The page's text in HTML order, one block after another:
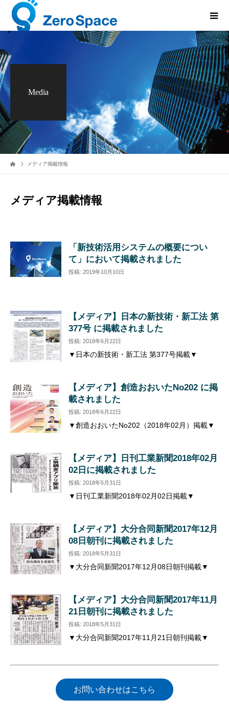
Media
メディア掲載情報
メディア掲載情報
「新技術活用システムの概要につい
て」において掲載されました
投稿: 2019年10月10日
【メディア】日本の新技術・新工法 第
377号 に掲載されました
投稿: 2018年6月22日
▼日本の新技術・新工法 第377号掲載▼
【メディア】創造おおいたNo202 に掲
載されました
投稿: 2018年6月22日
▼創造おおいたNo202（2018年02月）掲載▼
【メディア】日刊工業新聞2018年02月
02日に掲載されました
投稿: 2018年5月31日
▼日刊工業新聞2018年02月02日掲載▼
【メディア】大分合同新聞2017年12月
08日朝刊に掲載されました
投稿: 2018年5月31日
▼大分合同新聞2017年12月08日朝刊掲載▼
【メディア】大分合同新聞2017年11月
21日朝刊に掲載されました
投稿: 2018年5月31日
▼大分合同新聞2017年11月21日朝刊掲載▼
お問い合わせはこちら